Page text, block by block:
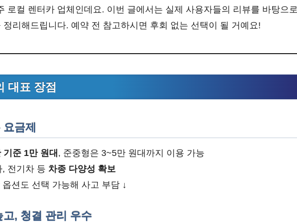
로컬 렌터카 업체인데요. 이번 글에서는 실제 사용자들의 리뷰를 바탕으로
정리해드립니다. 예약 전 참고하시면 후회 없는 선택이 될 거예요!
대표 장점
금제
준 1만 원대 , 준중형은 3~5만 원대까지 이용 가능
전기차 등 차종 다양성 확보
션도 선택 가능해 사고 부담 ↓
, 청결 관리 우수